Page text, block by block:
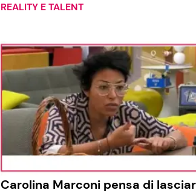
REALITY E TALENT
Carolina Marconi pensa di